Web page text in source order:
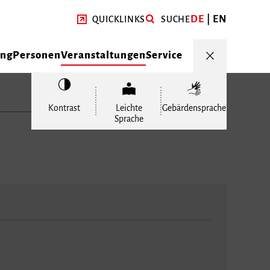
QUICKLINKS SUCHEDE EN
PersonenVeranstaltungenService
Kontrast
Leichte
Sprache
Gebärdensprache